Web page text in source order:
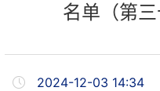
名单（第
2024-12-03 14:34